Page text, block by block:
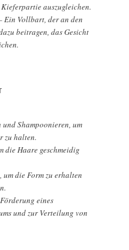
auszugleichen.
Ein Vollbart, der an den
beitragen, das Gesicht
und Shampoonieren, um
zu halten.
die Haare geschmeidig
um die Form zu erhalten
eines
und zur Verteilung von